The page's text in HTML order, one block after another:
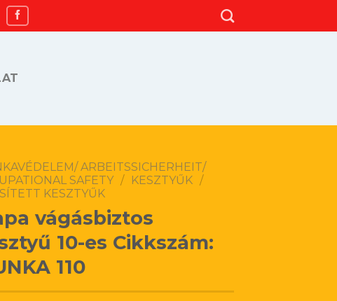
ARBEITSSICHERHEIT/
SAFETY / KESZTYŰK /
KESZTYŰK
vágásbiztos
10-es Cikkszám:
110